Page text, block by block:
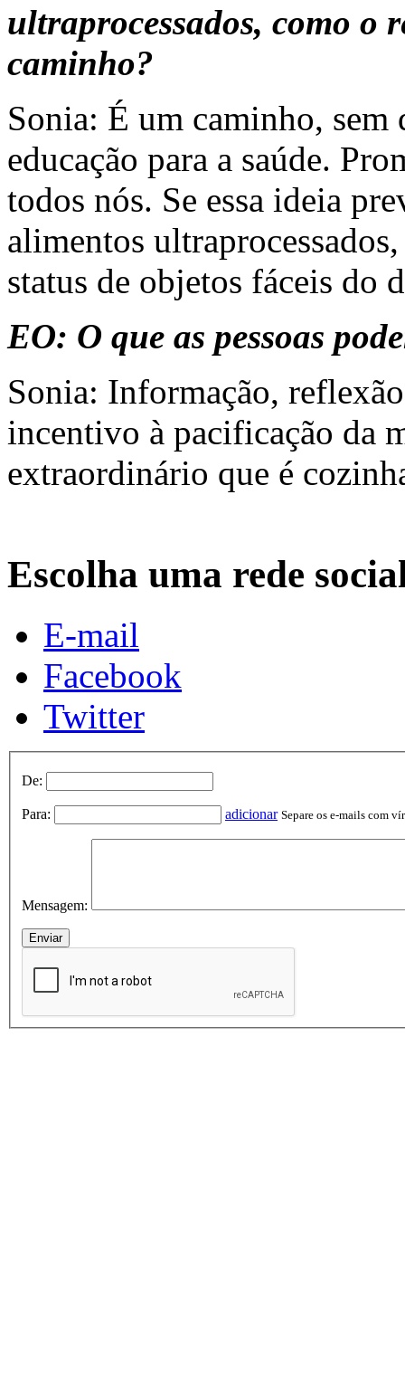
ultraprocessados, como o
caminho?
Sonia: É um caminho,
educação para a saúde.
todos nós. Se essa ideia
alimentos
status de objetos fáceis do
EO: O que as pessoas
Sonia: Informação,
incentivo à pacificação da
extraordinário que é
Escolha uma rede
E-mail
Facebook
Twitter
De:
Para: adicionar Separe os e-mails com
Mensagem: